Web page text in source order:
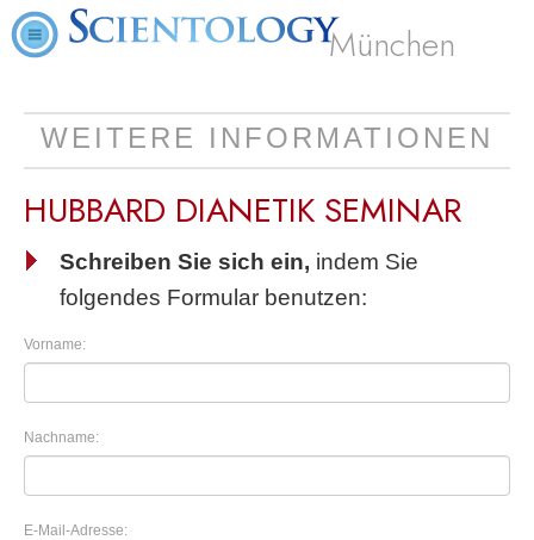
München
WEITERE INFORMATIONEN
HUBBARD DIANETIK SEMINAR
Schreiben Sie sich ein, indem Sie
folgendes Formular benutzen:
Vorname:
Nachname:
E-Mail-Adresse: